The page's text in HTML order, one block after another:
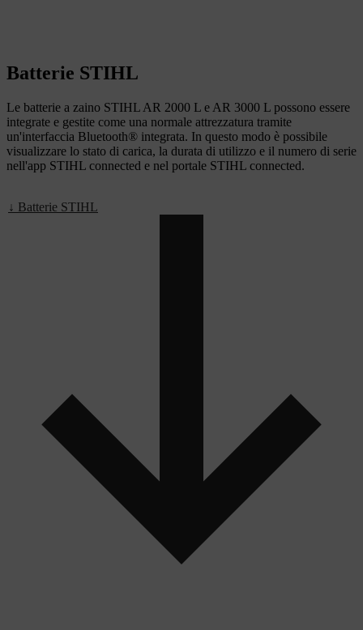
Batterie STIHL
Le batterie a zaino STIHL AR 2000 L e AR 3000 L possono essere
integrate e gestite come una normale attrezzatura tramite
un'interfaccia Bluetooth® integrata. In questo modo è possibile
visualizzare lo stato di carica, la durata di utilizzo e il numero di serie
nell'app STIHL connected e nel portale STIHL connected.
↓ Batterie STIHL